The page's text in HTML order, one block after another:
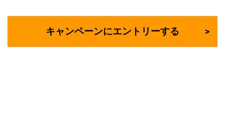
キャンペーンにエントリーする